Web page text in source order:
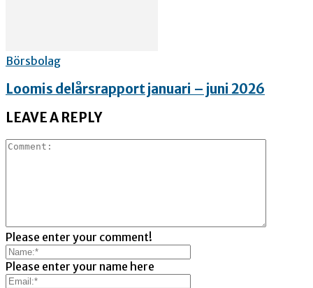
Börsbolag
Loomis delårsrapport januari – juni 2026
LEAVE A REPLY
Please enter your comment!
Please enter your name here